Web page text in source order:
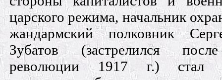
царского режима, начальник
жандармский полковник
Зубатов (застрелился
революции 1917 г.) стал